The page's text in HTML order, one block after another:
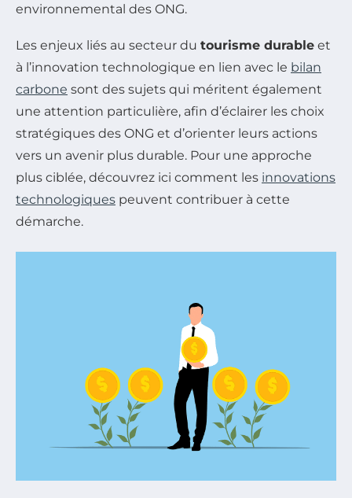
environnemental des ONG.
Les enjeux liés au secteur du tourisme durable et
à l’innovation technologique en lien avec le bilan
carbone sont des sujets qui méritent également
une attention particulière, afin d’éclairer les choix
stratégiques des ONG et d’orienter leurs actions
vers un avenir plus durable. Pour une approche
plus ciblée, découvrez ici comment les innovations
technologiques peuvent contribuer à cette
démarche.